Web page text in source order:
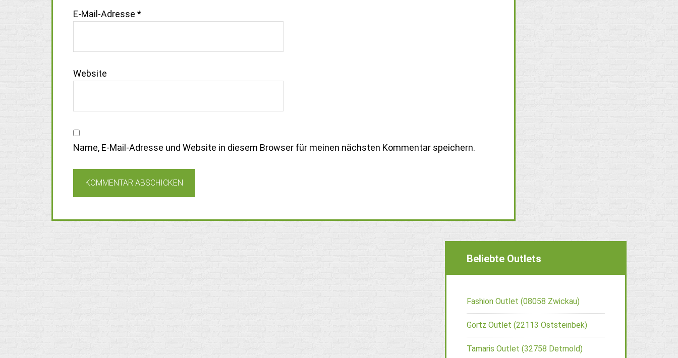
E-Mail-Adresse *
Website
Name, E-Mail-Adresse und Website in diesem Browser für meinen nächsten Kommentar speichern.
Beliebte Outlets
Fashion Outlet (08058 Zwickau)
Görtz Outlet (22113 Oststeinbek)
Tamaris Outlet (32758 Detmold)